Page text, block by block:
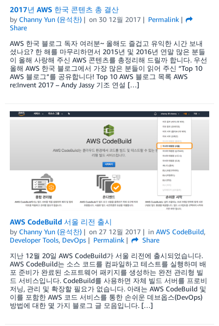
2017년 AWS 한국 콘텐츠 총 결산
by Channy Yun (윤석찬) on 30 12월 2017
Permalink
Share
AWS 한국 블로그 독자 여러분~ 올해도 즐겁고 유익한 시간 보내
셨나요? 한 해를 마무리하면서 2015년 및 2016년 연말 많은 분들
이 올해 사랑해 주신 AWS 콘텐츠를 총정리해 드릴까 합니다. 우선
올해 AWS 한국 블로그에서 가장 많은 분들이 읽어 주신 “Top 10
AWS 블로그”를 공유합니다! Top 10 AWS 블로그 목록 AWS
re:Invent 2017 – Andy Jassy 기조 연설 […]
AWS CodeBuild 서울 리전 출시
by Channy Yun (윤석찬) on 27 12월 2017 in AWS CodeBuild,
Developer Tools, DevOps Permalink
Share
지난 12월 20일 AWS CodeBuild가 서울 리전에 출시되었습니다.
AWS CodeBuild는 소스 코드를 컴파일하고 테스트를 실행하며 배
포 준비가 완료된 소프트웨어 패키지를 생성하는 완전 관리형 빌
드 서비스입니다. CodeBuild를 사용하면 자체 빌드 서버를 프로비
저닝, 관리 및 확장할 필요가 없습니다. 아래는 AWS CodeBuild 및
이를 포함한 AWS 코드 서비스를 통한 손쉬운 데브옵스(DevOps)
방법에 대한 몇 가지 블로그 글 모음입니다. […]